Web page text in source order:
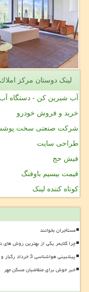
لینک دوستان مركز املاك
آب شیرین کن - دستگاه
خرید و فروش خودرو
شرکت صنعتی سخت
طراحی سایت
فیش حج
قیمت بیسیم باوفنگ
کوتاه کننده لینک
مستأجران بخوانند
چرا کلایمر یکی از بهترین روش
پیشبینی هواشناسی 3 خرداد رگبار و باد شدید تا روز سه شنبه ادامه دارد
خبر خوش برای متقاضیان مسکن مهر